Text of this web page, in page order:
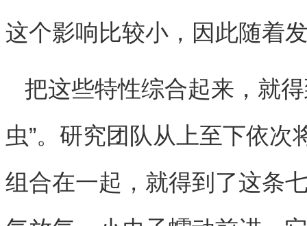
这个影响比较小，因此随着
把这些特性综合起来，就
虫”。研究团队从上至下依
组合在一起，就得到了这条